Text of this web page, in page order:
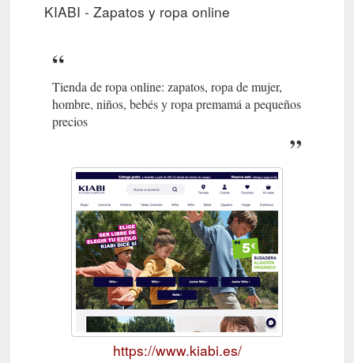
KIABI - Zapatos y ropa online
Tienda de ropa online: zapatos, ropa de mujer,
hombre, niños, bebés y ropa premamá a pequeños
precios
https://www.kiabi.es/